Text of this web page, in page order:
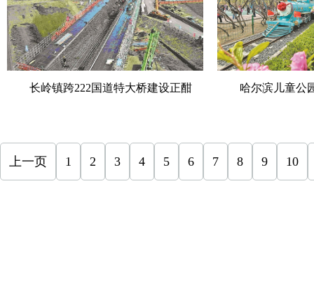
长岭镇跨222国道特大桥建设正酣 哈尔滨儿童公园
上一页 1 2 3 4 5 6 7 8 9 10